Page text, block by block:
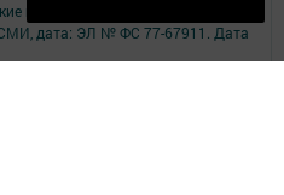
вести
дата: ЭЛ № ФС 77-67911. Дата